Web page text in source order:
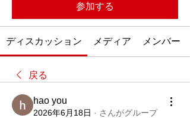
参加する
ディスカッション メディア メンバー
戻る
hao you
2026年6月18日 · さんがグループ